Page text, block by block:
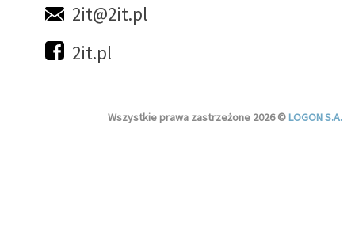
2it@2it.pl
2it.pl
Wszystkie prawa zastrzeżone 2026 ©LOGON S.A.